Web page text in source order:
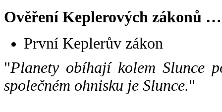
Ověření Keplerových zákonů …
První Keplerův zákon
"Planety obíhají kolem Slunce
společném ohnisku je Slunce."